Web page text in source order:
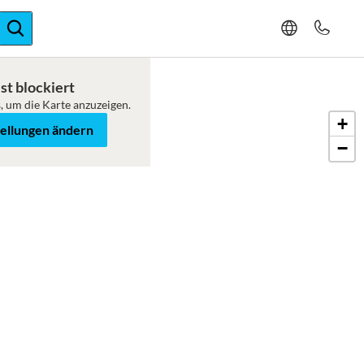
Expertise
+
−
blockiert
um die Karte anzuzeigen.
ändern